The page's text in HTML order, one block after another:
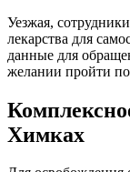
Уезжая,
лекарства для
данные для
желании пройти
Химках